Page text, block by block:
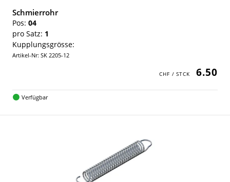
Schmierrohr
Pos: 04
pro Satz: 1
Kupplungsgrösse:
Artikel-Nr: SK 2205-12
6.50
Verfügbar